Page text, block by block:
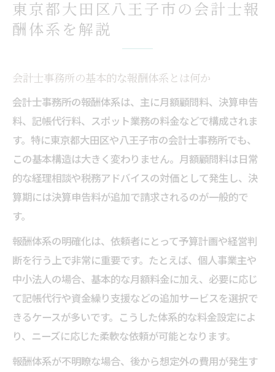
地域別に見る会計士事務所の特徴と相場
報酬体系に強い会計士事務所の選び方
報酬体系が明確な会計士事務所の利点
事業規模別に適した会計士事務所の特徴
相談時に注目すべき会計士報酬体系の比較
料金体系とサービス内容の確認ポイント
自社に適した会計士事務所を見極める秘訣
会計士事務所選びは業種対応力が重要
会計士との顧問契約形態と費用の関係
自社課題に合う会計士報酬体系の見極め方
経営方針に沿った事務所の探し方と比較
会計士報酬体系の落とし穴と注意点とは
会計士事務所選びでありがちな失敗例
報酬体系に隠れた追加費用の確認方法
会計士報酬体系の契約前に注意すべき点
東京都大田区八王子市の会計士報
酬体系を解説
会計士事務所の基本的な報酬体系とは何か
会計士事務所の報酬体系は、主に月額顧問料、決算申告
料、記帳代行料、スポット業務の料金などで構成されま
す。特に東京都大田区や八王子市の会計士事務所でも、
この基本構造は大きく変わりません。月額顧問料は日常
的な経理相談や税務アドバイスの対価として発生し、決
算期には決算申告料が追加で請求されるのが一般的で
す。
報酬体系の明確化は、依頼者にとって予算計画や経営判
断を行う上で非常に重要です。たとえば、個人事業主や
中小法人の場合、基本的な月額料金に加え、必要に応じ
て記帳代行や資金繰り支援などの追加サービスを選択で
きるケースが多いです。こうした体系的な料金設定によ
り、ニーズに応じた柔軟な依頼が可能となります。
報酬体系が不明瞭な場合、後から想定外の費用が発生す